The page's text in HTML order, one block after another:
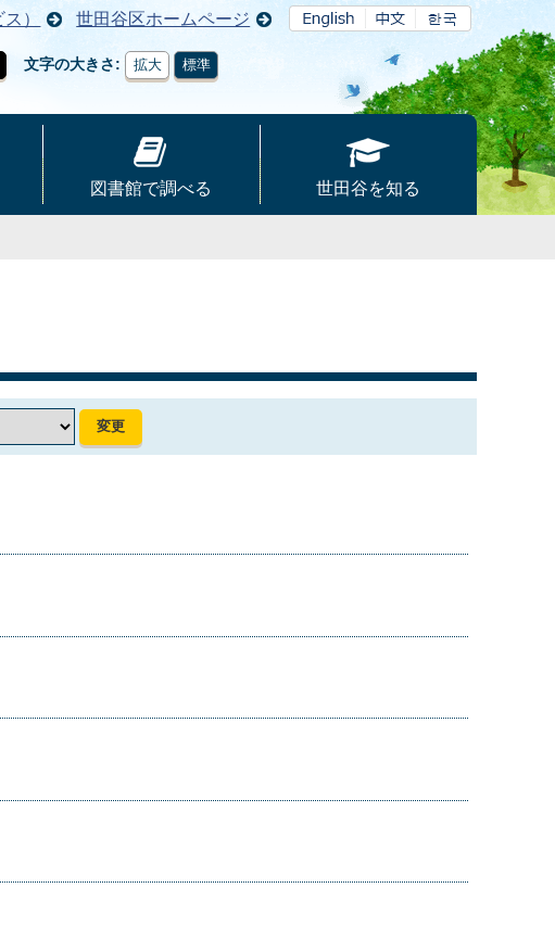
） 世田谷区ホームページ
文字の大きさ 拡大 標準
図書館で調べる 世田谷を知る